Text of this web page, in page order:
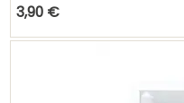
3,90 €